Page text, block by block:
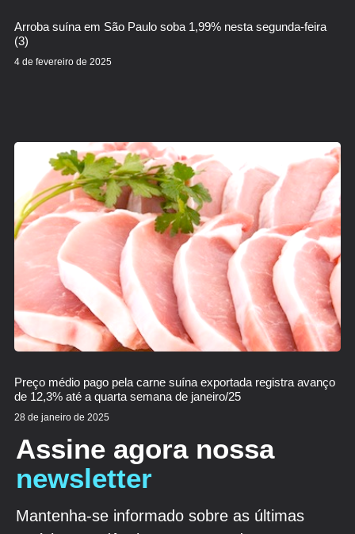
Arroba suína em São Paulo soba 1,99% nesta segunda-feira
(3)
4 de fevereiro de 2025
Preço médio pago pela carne suína exportada registra avanço
de 12,3% até a quarta semana de janeiro/25
28 de janeiro de 2025
Assine agora nossa
newsletter
Mantenha-se informado sobre as últimas